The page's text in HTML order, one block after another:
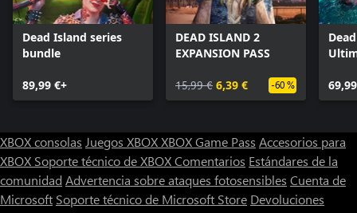
Dead Island series
bundle
89,99 €+
DEAD ISLAND 2
EXPANSION PASS
15,99 € 6,39 € -60 %
XBOX consolas Juegos XBOXXBOX Game Pass Accesorios para
XBOX Soporte técnico de XBOXComentarios Estándares de la
comunidad Advertencia sobre ataques fotosensibles Cuenta de
Microsoft Soporte técnico de Microsoft Store Devoluciones